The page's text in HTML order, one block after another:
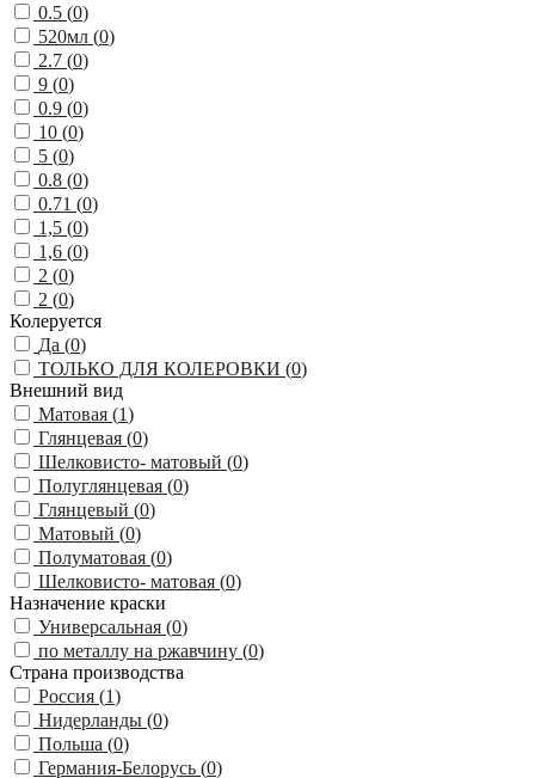
0.5 (0)
520мл (0)
2.7 (0)
9 (0)
0.9 (0)
10 (0)
5 (0)
0.8 (0)
0.71 (0)
1,5 (0)
1,6 (0)
2 (0)
2 (0)
Колеруется
Да (0)
ТОЛЬКО ДЛЯ КОЛЕРОВКИ (0)
Внешний вид
Матовая (1)
Глянцевая (0)
Шелковисто- матовый (0)
Полуглянцевая (0)
Глянцевый (0)
Матовый (0)
Полуматовая (0)
Шелковисто- матовая (0)
Назначение краски
Универсальная (0)
по металлу на ржавчину (0)
Страна производства
Россия (1)
Нидерланды (0)
Польша (0)
Германия-Белорусь (0)